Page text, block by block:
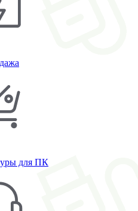
для ПК